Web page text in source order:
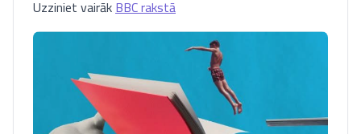
Uzziniet vairākBBC rakstā